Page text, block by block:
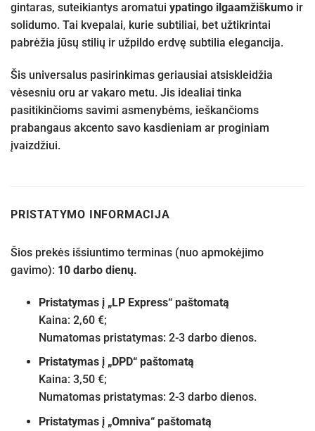
gintaras, suteikiantys aromatui ypatingo ilgaamžiškumo ir
solidumo. Tai kvepalai, kurie subtiliai, bet užtikrintai
pabrėžia jūsų stilių ir užpildo erdvę subtilia elegancija.
Šis universalus pasirinkimas geriausiai atsiskleidžia
vėsesniu oru ar vakaro metu. Jis idealiai tinka
pasitikinčioms savimi asmenybėms, ieškančioms
prabangaus akcento savo kasdieniam ar proginiam
įvaizdžiui.
PRISTATYMO INFORMACIJA
Šios prekės išsiuntimo terminas (nuo apmokėjimo
gavimo): 10 darbo dienų.
Pristatymas į „LP Express“ paštomatą
Kaina: 2,60 €;
Numatomas pristatymas: 2-3 darbo dienos.
Pristatymas į „DPD“ paštomatą
Kaina: 3,50 €;
Numatomas pristatymas: 2-3 darbo dienos.
Pristatymas į „Omniva“ paštomatą